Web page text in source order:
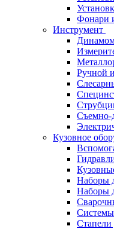
Фонари
Инструмент
Ручной
Съемно-
Кузовное
Наборы
Наборы
Системы
Стапели